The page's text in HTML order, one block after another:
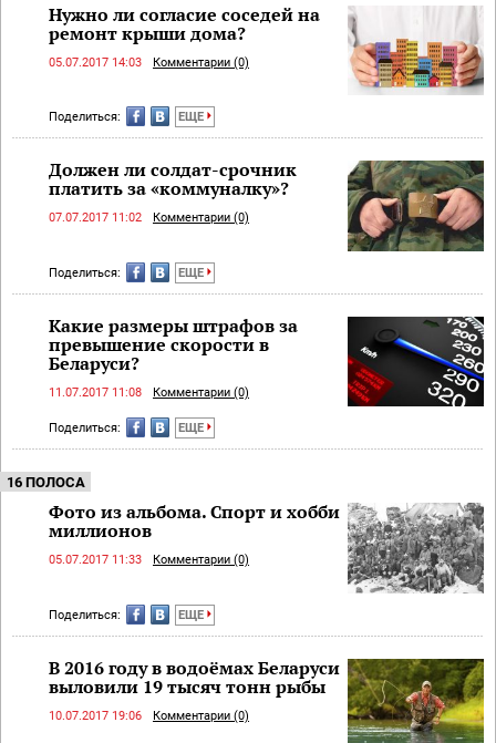
Нужно ли согласие соседей на
ремонт крыши дома?
05.07.2017 14:03 Комментарии (0)
Поделиться: ЕЩЕ
Должен ли солдат-срочник
платить за «коммуналку»?
07.07.2017 11:02 Комментарии (0)
Поделиться: ЕЩЕ
Какие размеры штрафов за
превышение скорости в
Беларуси?
11.07.2017 11:08 Комментарии (0)
Поделиться: ЕЩЕ
16 ПОЛОСА
Фото из альбома. Спорт и хобби
миллионов
05.07.2017 11:33 Комментарии (0)
Поделиться: ЕЩЕ
В 2016 году в водоёмах Беларуси
выловили 19 тысяч тонн рыбы
10.07.2017 19:06 Комментарии (0)